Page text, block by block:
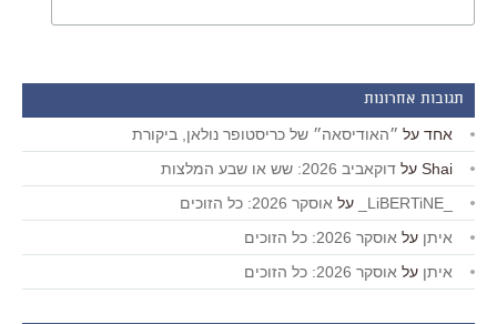
תגובות אחרונות
אחד על ״האודיסאה״ של כריסטופר נולאן, ביקורת
Shai על דוקאביב 2026: שש או שבע המלצות
על אוסקר 2026: כל הזוכים
איתן על אוסקר 2026: כל הזוכים
איתן על אוסקר 2026: כל הזוכים